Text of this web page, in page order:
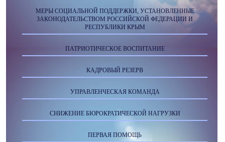
МЕРЫ СОЦИАЛЬНОЙ ПОДДЕРЖКИ, УСТАНОВЛЕННЫЕ
ЗАКОНОДАТЕЛЬСТВОМ РОССИЙСКОЙ ФЕДЕРАЦИИ И
РЕСПУБЛИКИ КРЫМ
ПАТРИОТИЧЕСКОЕ ВОСПИТАНИЕ
КАДРОВЫЙ РЕЗЕРВ
УПРАВЛЕНЧЕСКАЯ КОМАНДА
СНИЖЕНИЕ БЮРОКРАТИЧЕСКОЙ НАГРУЗКИ
ПЕРВАЯ ПОМОЩЬ